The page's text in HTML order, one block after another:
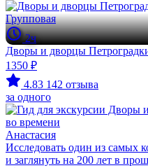
Групповая
2ч
Дворы и дворцы
1350 ₽
4.83 142 отзыва
за одного
Анастасия
Исследовать один из самых
и заглянуть на 200 лет в